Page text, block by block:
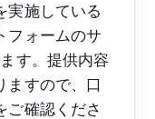
実施している
フォームのサ
す。提供内容
ますので、口
ご確認くださ